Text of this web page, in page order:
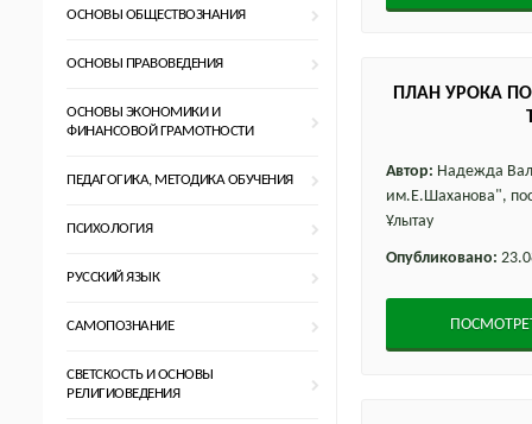
ОСНОВЫ ОБЩЕСТВОЗНАНИЯ
ОСНОВЫ ПРАВОВЕДЕНИЯ
ОСНОВЫ ЭКОНОМИКИ И
ФИНАНСОВОЙ ГРАМОТНОСТИ
ПЕДАГОГИКА, МЕТОДИКА ОБУЧЕНИЯ
ПСИХОЛОГИЯ
РУССКИЙ ЯЗЫК
САМОПОЗНАНИЕ
СВЕТСКОСТЬ И ОСНОВЫ
РЕЛИГИОВЕДЕНИЯ
ПЛАН УРОКА
Автор: Надежда
им.Е.Шаханова",
Ұлытау
Опубликовано: